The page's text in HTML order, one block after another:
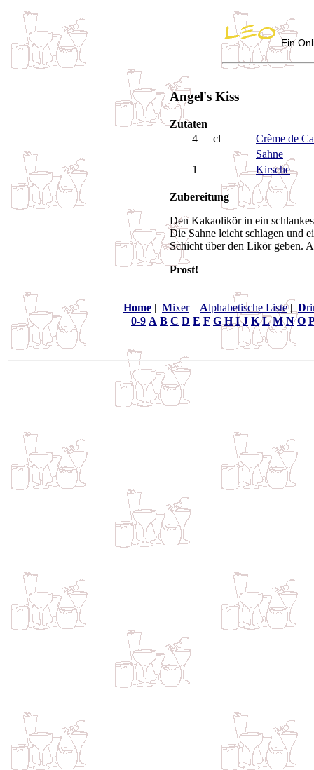
Ein
Angel's Kiss
Zutaten
4
cl
Crème de
Sahne
1
Kirsche
Zubereitung
Den Kakaolikör in ein
Die Sahne leicht schlagen und
Schicht über den Likör geben.
Prost!
Home | Mixer| Alphabetische Liste| D
0-9 A B C D E F G H I J K L M N O